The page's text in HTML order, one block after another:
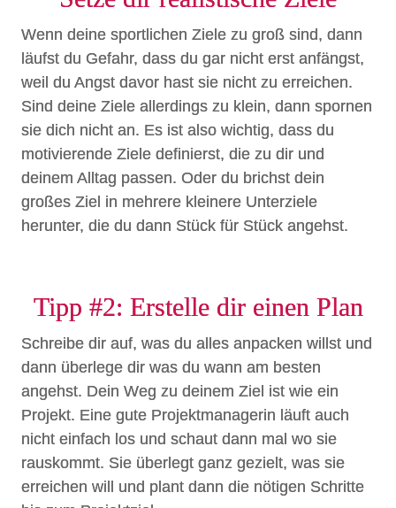
Wenn deine sportlichen Ziele zu groß sind, dann
läufst du Gefahr, dass du gar nicht erst anfängst,
weil du Angst davor hast sie nicht zu erreichen.
Sind deine Ziele allerdings zu klein, dann spornen
sie dich nicht an. Es ist also wichtig, dass du
motivierende Ziele definierst, die zu dir und
deinem Alltag passen. Oder du brichst dein
großes Ziel in mehrere kleinere Unterziele
herunter, die du dann Stück für Stück angehst.
Tipp #2: Erstelle dir einen Plan
Schreibe dir auf, was du alles anpacken willst und
dann überlege dir was du wann am besten
angehst. Dein Weg zu deinem Ziel ist wie ein
Projekt. Eine gute Projektmanagerin läuft auch
nicht einfach los und schaut dann mal wo sie
rauskommt. Sie überlegt ganz gezielt, was sie
erreichen will und plant dann die nötigen Schritte